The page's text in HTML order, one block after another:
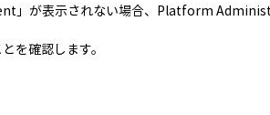
」が表示されない場合、Platform
を確認します。